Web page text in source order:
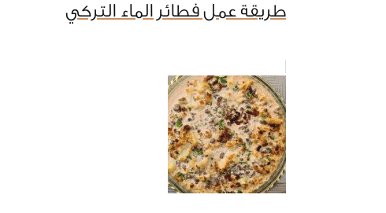
طريقة عمل فطائر الماء التركي